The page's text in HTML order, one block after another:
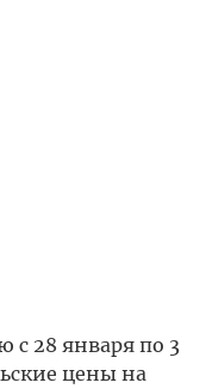
с 28 января по 3
цены на